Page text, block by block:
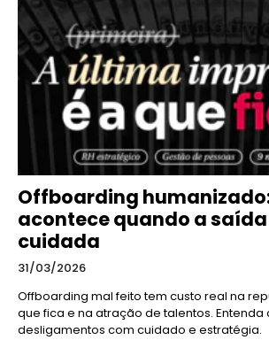
Offboarding
acontece quando a saída
cuidada
31/03/2026
Offboarding mal feito tem custo real na
que fica e na atração de talentos.
desligamentos com cuidado e estratégia.